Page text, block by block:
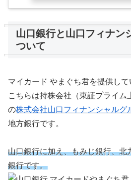
山口銀行と山口フィナン
ついて
マイカード やまぐち君を提供して
こちらは持株会社 （東証プライム
の株式会社山口フィナンシャルグ
地方銀行です。
山口銀行に加え、もみじ銀行、北
銀行です。